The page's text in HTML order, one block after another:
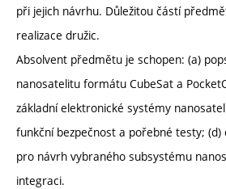
při jejich návrhu. Důležitou částí
realizace družic.
Absolvent předmětu je schopen: (a)
nanosatelitu formátu CubeSat a
základní elektronické systémy
funkční bezpečnost a pořebné testy; (d)
pro návrh vybraného subsystému
integraci.